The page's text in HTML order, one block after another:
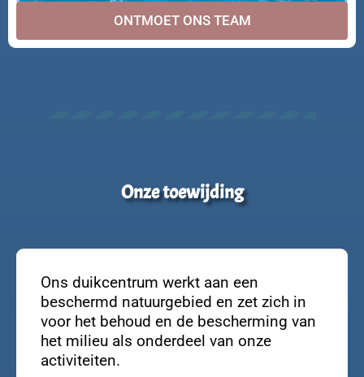
ONTMOET ONS TEAM
Onze toewijding
Ons duikcentrum werkt aan een
beschermd natuurgebied en zet zich in
voor het behoud en de bescherming van
het milieu als onderdeel van onze
activiteiten.